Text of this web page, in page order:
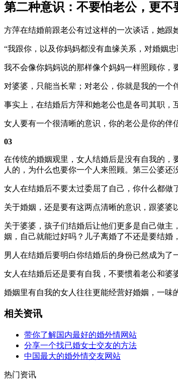
第二种意识：不要怕老公，更
方萍在结婚前跟老公有过这样的一次谈话，她跟
“我跟你，以及你妈妈都没有血缘关系，对婚姻
我不会像你妈妈说的那样像个妈妈一样照顾你，
对婆婆，只能当长辈；对老公，你就是我的一个
事实上，在结婚后方萍和她老公也是各司其职，
女人要有一个很清晰的意识，你的老公是你的伴
03
在传统的婚姻观里，女人结婚后是没有自我的
人的，为什么也要你一个人来照顾。第三公婆
女人在结婚后不要太过委屈了自己，你什么都做
关于婚姻，还是要有这两点清晰的意识，跟婆婆
关于婆婆，孩子们结婚后让他们更多是自己做
姻，自己就能过好吗？儿子离婚了不还是要结婚
男人在结婚后要明白你结婚后的身份已然成为了
女人在结婚后还是要有自我，不要惯着老公和婆
婚姻里有自我的女人往往更能经营好婚姻，一味
相关资讯
带你了解国内最好的婚外情网站
分享一个找已婚女士交友的方法
中国最大的婚外情交友网站
热门资讯